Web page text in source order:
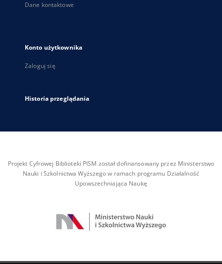
Dane kontaktowe
Konto użytkownika
Zaloguj się
Historia przeglądania
Projekt Cyfrowej Biblioteki PISM został dofinansowany przez Ministerstwo
Nauki i Szkolnictwa Wyższego w ramach programu Działalność
Upowszechniająca Naukę